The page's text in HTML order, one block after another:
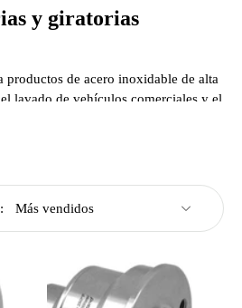
y giratorias
productos de acero inoxidable de alta
lavado de vehículos comerciales y el
presión. Los eslabones giratorios
se utilizan en brazos de
y pared, brazos de aire, lavados
utilizan en sistemas de limpieza
The Mosmatic Professional puede
únicos como limpiadores de